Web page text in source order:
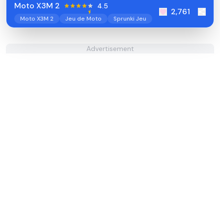
Moto X3M 2 4.5
Moto X3M 2 Jeu de Moto Sprunki Jeu
2,761
Advertisement